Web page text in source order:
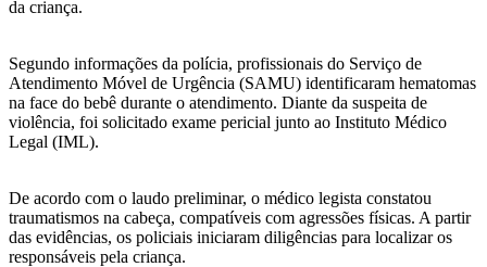
da criança.
Segundo informações da polícia, profissionais do Serviço de
Atendimento Móvel de Urgência (SAMU) identificaram hematomas
na face do bebê durante o atendimento. Diante da suspeita de
violência, foi solicitado exame pericial junto ao Instituto Médico
Legal (IML).
De acordo com o laudo preliminar, o médico legista constatou
traumatismos na cabeça, compatíveis com agressões físicas. A partir
das evidências, os policiais iniciaram diligências para localizar os
responsáveis pela criança.